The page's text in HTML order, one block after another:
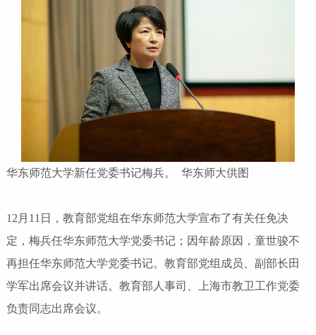
华东师范大学新任党委书记梅兵。 华东师大供图
12月11日，教育部党组在华东师范大学宣布了有关任免决
定，梅兵任华东师范大学党委书记；因年龄原因，童世骏不
再担任华东师范大学党委书记。教育部党组成员、副部长田
学军出席会议并讲话。教育部人事司、上海市教卫工作党委
负责同志出席会议。